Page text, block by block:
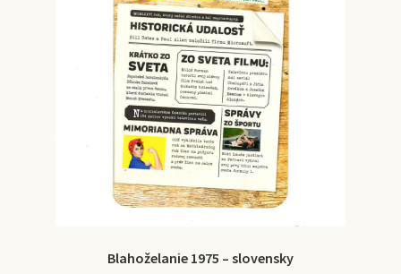
Blahoželanie 1975 – slovensky